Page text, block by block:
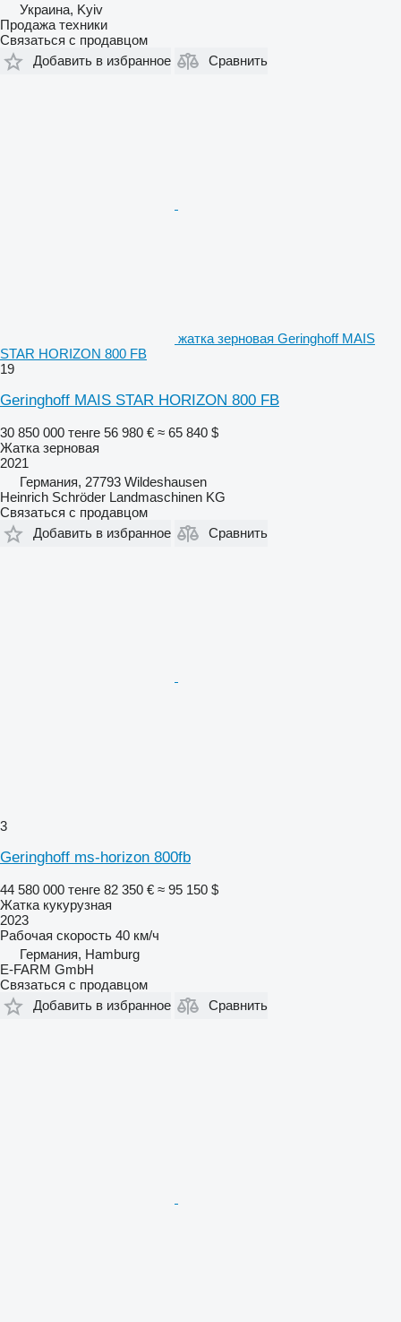
Украина, Kyiv
Продажа техники
Связаться с продавцом
Добавить в избранное
Сравнить
жатка зерновая Geringhoff MAIS
STAR HORIZON 800 FB
19
Geringhoff MAIS STAR HORIZON 800 FB
30 850 000 тенге 56 980 € ≈ 65 840 $
Жатка зерновая
2021
Германия, 27793 Wildeshausen
Heinrich Schröder Landmaschinen KG
Связаться с продавцом
Добавить в избранное
Сравнить
3
Geringhoff ms-horizon 800fb
44 580 000 тенге 82 350 € ≈ 95 150 $
Жатка кукурузная
2023
Рабочая скорость 40 км/ч
Германия, Hamburg
E-FARM GmbH
Связаться с продавцом
Добавить в избранное
Сравнить